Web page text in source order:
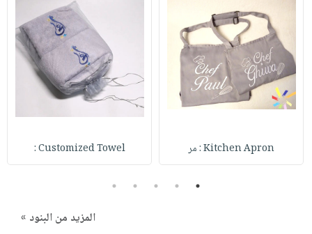
Kitchen Apron : مر Customized Towel :
1
2
3
4
5
المزيد من البنود »